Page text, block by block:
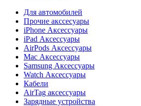
Для автомобилей
Прочие акссесуары
iPhone Аксессуары
iPad Аксессуары
AirPods Аксессуары
Mac Аксессуары
Samsung Аксессуары
Watch Аксессуары
Кабели
AirTag аксессуары
Зарядные устройства